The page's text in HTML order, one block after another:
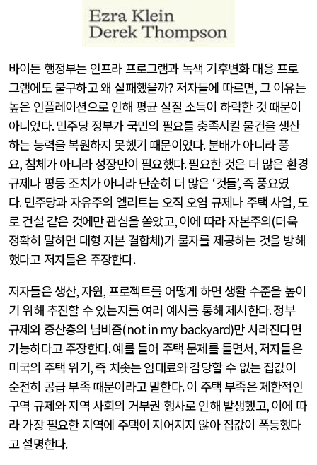
바이든 행정부는 인프라 프로그램과 녹색 기후변화 대응 프로
그램에도 불구하고 왜 실패했을까?저자들에 따르면,그 이유는
높은 인플레이션으로 인해 평균 실질 소득이 하락한 것 때문이
아니었다.민주당 정부가 국민의 필요를 충족시킬 물건을 생산
하는 능력을 복원하지 못했기 때문이었다.분배가 아니라 풍
요, 침체가 아니라 성장만이 필요했다.필요한 것은 더 많은 환경
규제나 평등 조치가 아니라 단순히 더 많은 ‘것들’,즉 풍요였
다.민주당과 자유주의 엘리트는 오직 오염 규제나 주택 사업,도
로 건설 같은 것에만 관심을 쏟았고,이에 따라 자본주의(더욱
정확히 말하면 대형 자본 결합체)가 물자를 제공하는 것을 방해
했다고 저자들은 주장한다.
저자들은 생산,자원,프로젝트를 어떻게 하면 생활 수준을 높이
기 위해 추진할 수 있는지를 여러 예시를 통해 제시한다.정부
규제와 중산층의 님비즘(not in my backyard)만 사라진다면
가능하다고 주장한다.예를 들어 주택 문제를 들면서,저자들은
미국의 주택 위기,즉 치솟는 임대료와 감당할 수 없는 집값이
순전히 공급 부족 때문이라고 말한다.이 주택 부족은 제한적인
구역 규제와 지역 사회의 거부권 행사로 인해 발생했고,이에 따
라 가장 필요한 지역에 주택이 지어지지 않아 집값이 폭등했다
고 설명한다.